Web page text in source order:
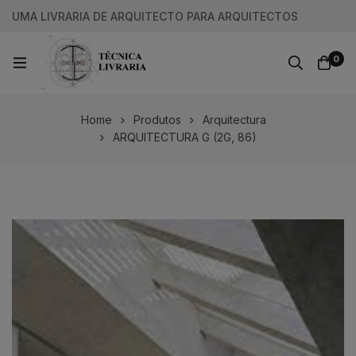
UMA LIVRARIA DE ARQUITECTO PARA ARQUITECTOS
0
Home Produtos
Arquitectura
ARQUITECTURA G (2G, 86)